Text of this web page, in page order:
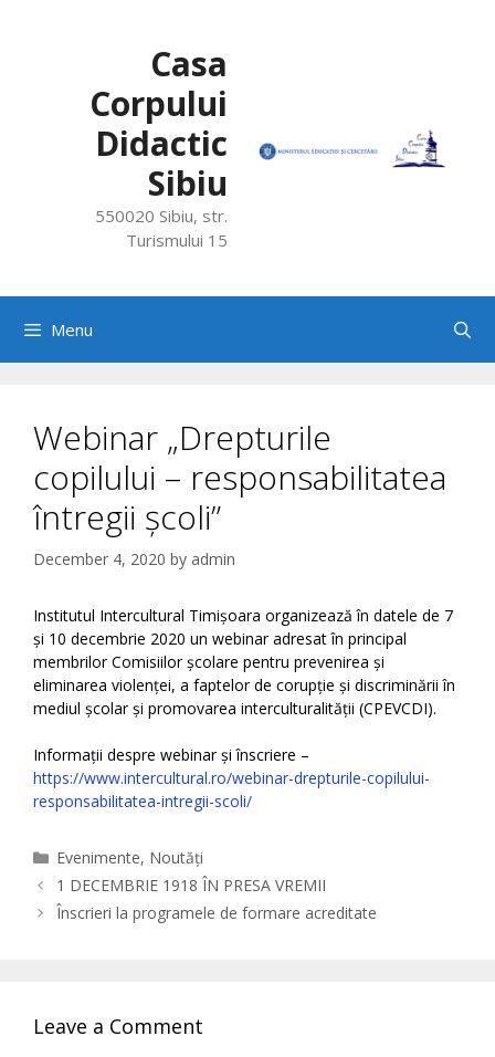
Casa
Corpului
Didactic
Sibiu
550020 Sibiu, str.
Turismului 15
Menu
Webinar „Drepturile
copilului – responsabilitatea
întregii școli”
December 4, 2020 by admin
Institutul Intercultural Timișoara organizează în datele de 7
și 10 decembrie 2020 un webinar adresat în principal
membrilor Comisiilor școlare pentru prevenirea și
eliminarea violenței, a faptelor de corupție și discriminării în
mediul școlar și promovarea interculturalității (CPEVCDI).
Informații despre webinar și înscriere –
https://www.intercultural.ro/webinar-drepturile-copilului-
responsabilitatea-intregii-scoli/
Categories
Evenimente, Noutăți
1 DECEMBRIE 1918 ÎN PRESA VREMII
Înscrieri la programele de formare acreditate
Leave a Comment